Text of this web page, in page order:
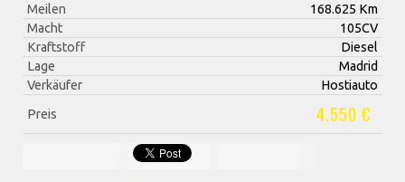
Meilen
168.625 Km
Macht
105CV
Kraftstoff
Diesel
Lage
Madrid
Verkäufer
Hostiauto
Preis
4.550 €